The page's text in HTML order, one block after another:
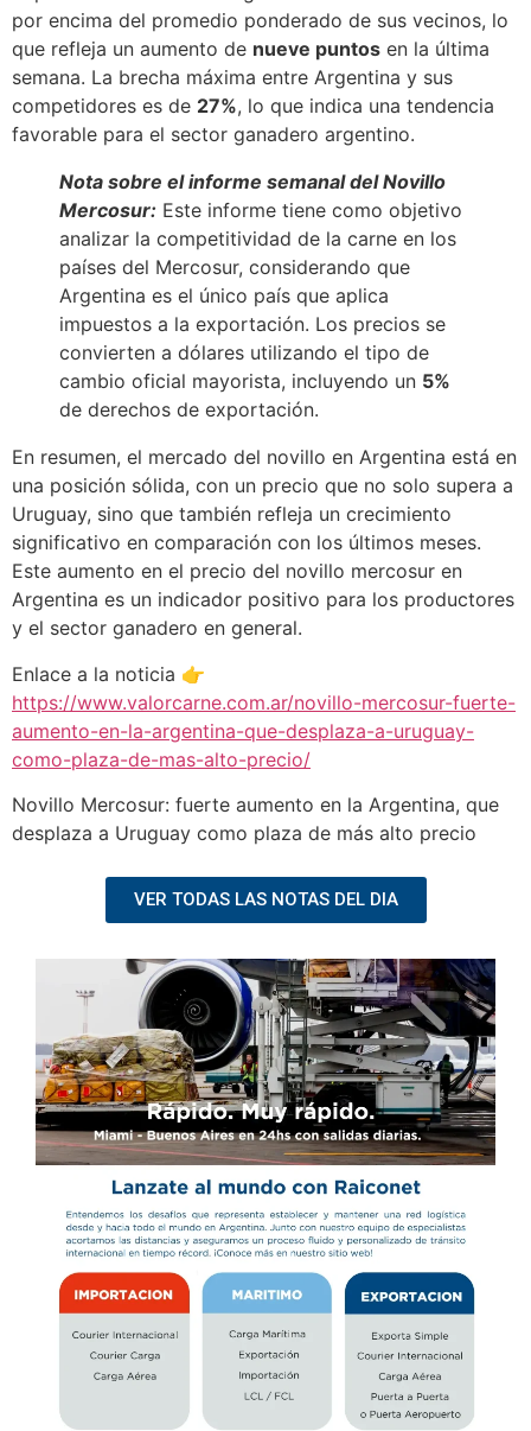
por encima del promedio ponderado de sus vecinos, lo
que refleja un aumento de nueve puntos en la última
semana. La brecha máxima entre Argentina y sus
competidores es de 27%, lo que indica una tendencia
favorable para el sector ganadero argentino.
Nota sobre el informe semanal del Novillo
Mercosur: Este informe tiene como objetivo
analizar la competitividad de la carne en los
países del Mercosur, considerando que
Argentina es el único país que aplica
impuestos a la exportación. Los precios se
convierten a dólares utilizando el tipo de
cambio oficial mayorista, incluyendo un 5%
de derechos de exportación.
En resumen, el mercado del novillo en Argentina está en
una posición sólida, con un precio que no solo supera a
Uruguay, sino que también refleja un crecimiento
significativo en comparación con los últimos meses.
Este aumento en el precio del novillo mercosur en
Argentina es un indicador positivo para los productores
y el sector ganadero en general.
Enlace a la noticia 👉
https://www.valorcarne.com.ar/novillo-mercosur-fuerte-
aumento-en-la-argentina-que-desplaza-a-uruguay-
como-plaza-de-mas-alto-precio/
Novillo Mercosur: fuerte aumento en la Argentina, que
desplaza a Uruguay como plaza de más alto precio
VER TODAS LAS NOTAS DEL DIA